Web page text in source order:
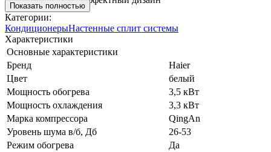
Показать полностью
Категории:
КондиционерыНастенные сплит системы
Характеристики
Основные характеристики
Бренд
Haier
Цвет
белый
Мощность обогрева
3,5 кВт
Мощность охлаждения
3,3 кВт
Марка компрессора
QingAn
Уровень шума в/б, Дб
26-53
Режим обогрева
Да